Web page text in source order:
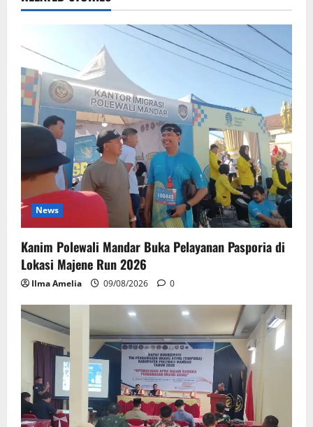
News
Kanim Polewali Mandar Buka Pelayanan Pasporia di
Lokasi Majene Run 2026
Ilma Amelia 09/08/2026 0